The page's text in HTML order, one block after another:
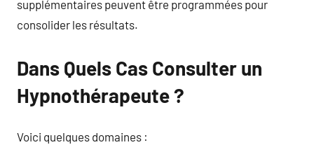
supplémentaires peuvent être programmées pour
consolider les résultats.
Dans Quels Cas Consulter un
Hypnothérapeute ?
Voici quelques domaines :